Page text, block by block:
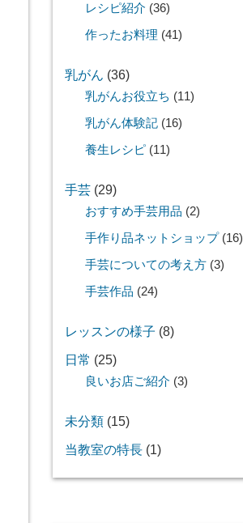
レシピ紹介 (36)
作ったお料理 (41)
乳がん (36)
乳がんお役立ち (11)
乳がん体験記 (16)
養生レシピ (11)
手芸 (29)
おすすめ手芸用品 (2)
手作り品ネットショップ(16)
手芸についての考え方 (3)
手芸作品 (24)
レッスンの様子 (8)
日常 (25)
良いお店ご紹介 (3)
未分類 (15)
当教室の特長 (1)